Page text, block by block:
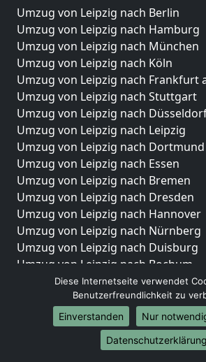
Umzug von Leipzig nach Berlin
Umzug von Leipzig nach Hamburg
Umzug von Leipzig nach München
Umzug von Leipzig nach Köln
Umzug von Leipzig nach Frankfurt
Umzug von Leipzig nach Stuttgart
Umzug von Leipzig nach
Umzug von Leipzig nach Leipzig
Umzug von Leipzig nach Dortmund
Umzug von Leipzig nach Essen
Umzug von Leipzig nach Bremen
Umzug von Leipzig nach Dresden
Umzug von Leipzig nach Hannover
Umzug von Leipzig nach Nürnberg
Umzug von Leipzig nach Duisburg
Umzug von Leipzig nach Bochum
Umzug von Leipzig nach Wuppertal
Umzug von Leipzig nach Bielefeld
Umzug von Leipzig nach Bonn
Umzug von Leipzig nach Münster
Diese Internetseite verwendet
Benutzerfreundlichkeit zu
Einverstanden
Nur
Datenschutzerklärung